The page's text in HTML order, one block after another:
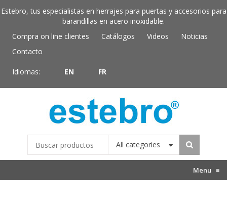
Estebro, tus especialistas en herrajes para puertas y accesorios para
barandillas en acero inoxidable.
Compra on line clientes
Catálogos Videos
Noticias
Contacto
Idiomas: EN FR
All categories
Menu ≡